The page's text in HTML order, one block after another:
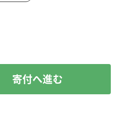
寄付へ進む